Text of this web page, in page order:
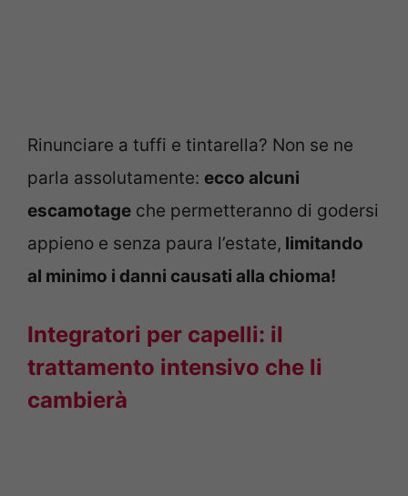
Rinunciare a tuffi e tintarella? Non se ne
parla assolutamente: ecco alcuni
escamotage che permetteranno di godersi
appieno e senza paura l’estate, limitando
al minimo i danni causati alla chioma!
Integratori per capelli: il
trattamento intensivo che li
cambierà